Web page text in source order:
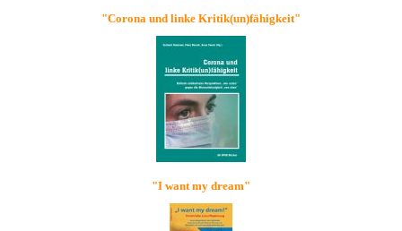
"Corona und linke Kritik(un)fähigkeit"
"I want my dream"